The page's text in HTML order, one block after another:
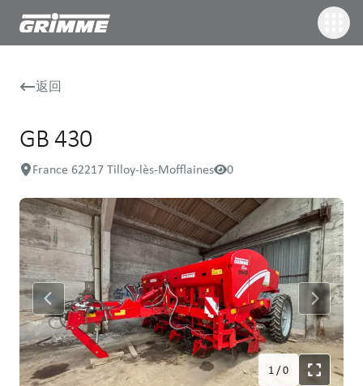
返回
GB 430
France 62217 Tilloy-lès-Mofflaines 0
1/0